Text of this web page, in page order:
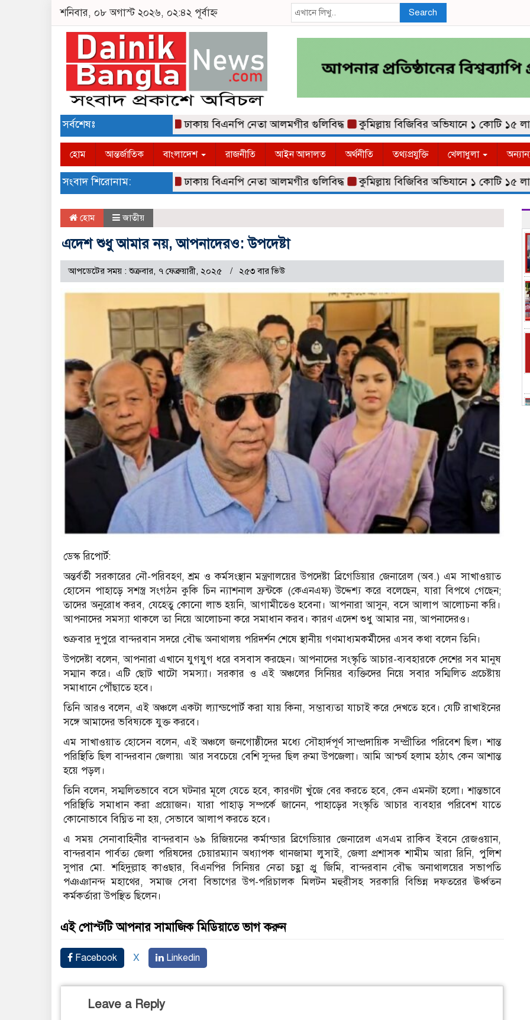
শনিবার, ০৮ অগাস্ট ২০২৬, ০২:৪২ পূর্বাহ্ন Search
সর্বশেষঃ ঢাকায় বিএনপি নেতা আলমগীর গুলিবিদ্ধ কুমিল্লায় বিজিবির অভিযানে ১ কোটি ১৫ লাখ
হোম আন্তর্জাতিক বাংলাদেশ রাজনীতি আইন আদালত অর্থনীতি তথ্যপ্রযুক্তি খেলাধুলা
সংবাদ শিরোনাম: ঢাকায় বিএনপি নেতা আলমগীর গুলিবিদ্ধ কুমিল্লায় বিজিবির অভিযানে ১ কোটি ১৫ লাখ
হোম জাতীয়
এদেশ শুধু আমার নয়, আপনাদেরও: উপদেষ্টা
আপডেটের সময় : শুক্রবার, ৭ ফেব্রুয়ারী, ২০২৫ ২৫৩ বার ভিউ
ডেস্ক রিপোর্ট:
অন্তর্বর্তী সরকারের নৌ-পরিবহণ, শ্রম ও কর্মসংস্থান মন্ত্রণালয়ের উপদেষ্টা ব্রিগেডিয়ার জেনারেল (অব.) এম সাখাওয়াত
হোসেন পাহাড়ে সশস্ত্র সংগঠন কুকি চিন ন্যাশনাল ফ্রন্টকে (কেএনএফ) উদ্দেশ্য করে বলেছেন, যারা বিপথে গেছেন;
তাদের অনুরোধ করব, যেহেতু কোনো লাভ হয়নি, আগামীতেও হবেনা। আপনারা আসুন, বসে আলাপ আলোচনা করি।
আপনাদের সমস্যা থাকলে তা নিয়ে আলোচনা করে সমাধান করব। কারণ এদেশ শুধু আমার নয়, আপনাদেরও।
শুক্রবার দুপুরে বান্দরবান সদরে বৌদ্ধ অনাথালয় পরিদর্শন শেষে স্থানীয় গণমাধ্যমকর্মীদের এসব কথা বলেন তিনি।
উপদেষ্টা বলেন, আপনারা এখানে যুগযুগ ধরে বসবাস করছেন। আপনাদের সংস্কৃতি আচার-ব্যবহারকে দেশের সব মানুষ
সম্মান করে। এটি ছোট খাটো সমস্যা। সরকার ও এই অঞ্চলের সিনিয়র ব্যক্তিদের নিয়ে সবার সম্মিলিত প্রচেষ্টায়
সমাধানে পৌঁছাতে হবে।
তিনি আরও বলেন, এই অঞ্চলে একটা ল্যান্ডপোর্ট করা যায় কিনা, সম্ভাব্যতা যাচাই করে দেখতে হবে। যেটি রাখাইনের
সঙ্গে আমাদের ভবিষ্যকে যুক্ত করবে।
এম সাখাওয়াত হোসেন বলেন, এই অঞ্চলে জনগোষ্ঠীদের মধ্যে সৌহার্দপূর্ণ সাম্প্রদায়িক সম্প্রীতির পরিবেশ ছিল। শান্ত
পরিস্থিতি ছিল বান্দরবান জেলায়৷ আর সবচেয়ে বেশি সুন্দর ছিল রুমা উপজেলা। আমি আশ্চর্য হলাম হঠাৎ কেন আশান্ত
হয়ে পড়ল।
তিনি বলেন, সম্মলিতভাবে বসে ঘটনার মূলে যেতে হবে, কারণটা খুঁজে বের করতে হবে, কেন এমনটা হলো। শান্তভাবে
পরিস্থিতি সমাধান করা প্রয়োজন। যারা পাহাড় সম্পর্কে জানেন, পাহাড়ের সংস্কৃতি আচার ব্যবহার পরিবেশ যাতে
কোনোভাবে বিঘ্নিত না হয়, সেভাবে আলাপ করতে হবে।
এ সময় সেনাবাহিনীর বান্দরবান ৬৯ রিজিয়নের কর্মান্ডার ব্রিগেডিয়ার জেনারেল এসএম রাকিব ইবনে রেজওয়ান,
বান্দরবান পার্বত্য জেলা পরিষদের চেয়ারম্যান অধ্যাপক থানজামা লুসাই, জেলা প্রশাসক শামীম আরা রিনি, পুলিশ
সুপার মো. শহিদুল্লাহ কাওছার, বিএনপির সিনিয়র নেতা চহ্লা প্রু জিমি, বান্দরবান বৌদ্ধ অনাথালয়ের সভাপতি
পঞঞানন্দ মহাথের, সমাজ সেবা বিভাগের উপ-পরিচালক মিলটন মহুরীসহ সরকারি বিভিন্ন দফতরের ঊর্ধ্বতন
কর্মকর্তারা উপস্থিত ছিলেন।
এই পোস্টটি আপনার সামাজিক মিডিয়াতে ভাগ করুন
Facebook X Linkedin
Leave a Reply